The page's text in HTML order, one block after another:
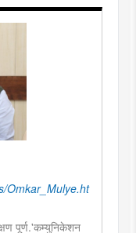
Omkar_Mulye.ht
पूर्ण.'कम्युनिकेशन